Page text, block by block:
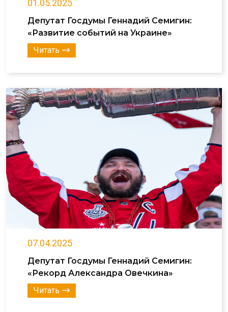
01.05.2025
Депутат Госдумы Геннадий Семигин:
«Развитие событий на Украине»
Читать
07.04.2025
Депутат Госдумы Геннадий Семигин:
«Рекорд Александра Овечкина»
Читать